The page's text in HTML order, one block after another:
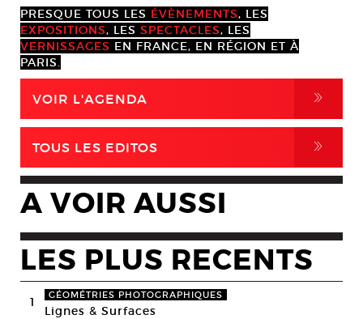
PRESQUE TOUS LES ÉVÈNEMENTS, LES
EXPOSITIONS, LES SPECTACLES, LES
VERNISSAGES EN FRANCE, EN RÉGION ET À
PARIS.
VOIR L'AGENDA ,
TOUS LES EDITOS ,
A VOIR AUSSI
LES PLUS RECENTS
1 GÉOMÉTRIES PHOTOGRAPHIQUES
Lignes & Surfaces